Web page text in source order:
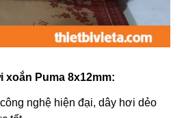
Puma 8x12mm:
nghệ hiện đại, dây hơi dẻo